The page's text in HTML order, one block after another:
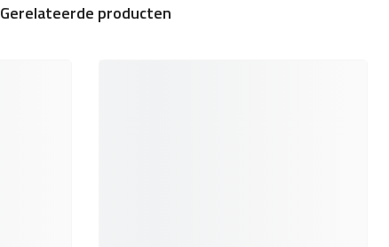
Gerelateerde producten